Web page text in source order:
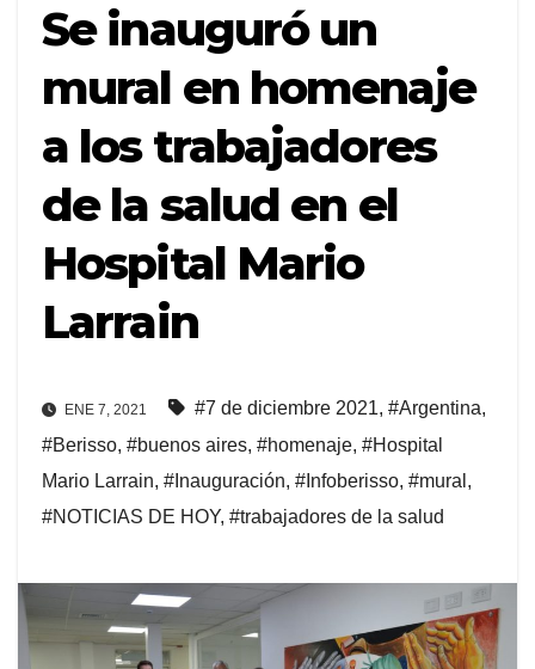
Se inauguró un
mural en homenaje
a los trabajadores
de la salud en el
Hospital Mario
Larrain
ENE 7, 2021 #7 de diciembre 2021, #Argentina,
#Berisso, #buenos aires, #homenaje, #Hospital
Mario Larrain, #Inauguración, #Infoberisso, #mural ,
#NOTICIAS DE HOY, #trabajadores de la salud